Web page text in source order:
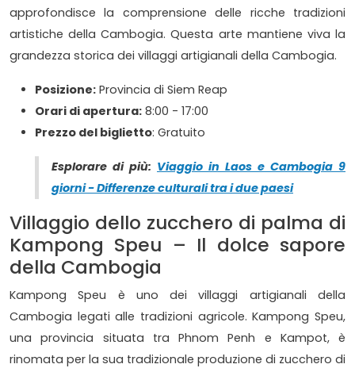
approfondisce la comprensione delle ricche tradizioni
artistiche della Cambogia. Questa arte mantiene viva la
grandezza storica dei villaggi artigianali della Cambogia.
Posizione: Provincia di Siem Reap
Orari di apertura: 8:00 - 17:00
Prezzo del biglietto: Gratuito
Esplorare di più: Viaggio in Laos e Cambogia 9
giorni - Differenze culturali tra i due paesi
Villaggio dello zucchero di palma di
Kampong Speu – Il dolce sapore
della Cambogia
Kampong Speu è uno dei villaggi artigianali della
Cambogia legati alle tradizioni agricole. Kampong Speu,
una provincia situata tra Phnom Penh e Kampot, è
rinomata per la sua tradizionale produzione di zucchero di